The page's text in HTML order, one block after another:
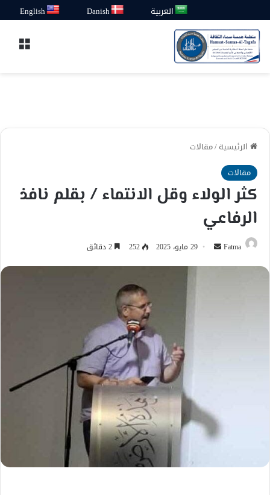
العربية Danish
English
الرئيسية/مقالات
مقالات
كثر الولاء وقل الانتماء / بقلم نافذ
الرفاعي
Fatma
أرسل 29 مايو، 2025 252